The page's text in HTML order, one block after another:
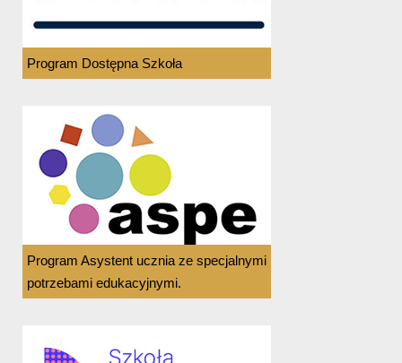
Program Dostępna Szkoła
Program Asystent ucznia ze specjalnymi
potrzebami edukacyjnymi.